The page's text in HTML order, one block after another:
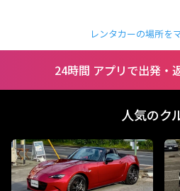
レンタカーの場所を
24時間 アプリで出発・
人気のク